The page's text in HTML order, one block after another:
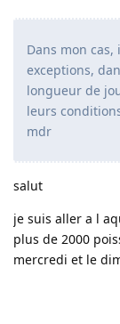
Dans mon
exceptions,
longueur de
leurs
mdr
salut
je suis aller a l
plus de 2000
mercredi et le